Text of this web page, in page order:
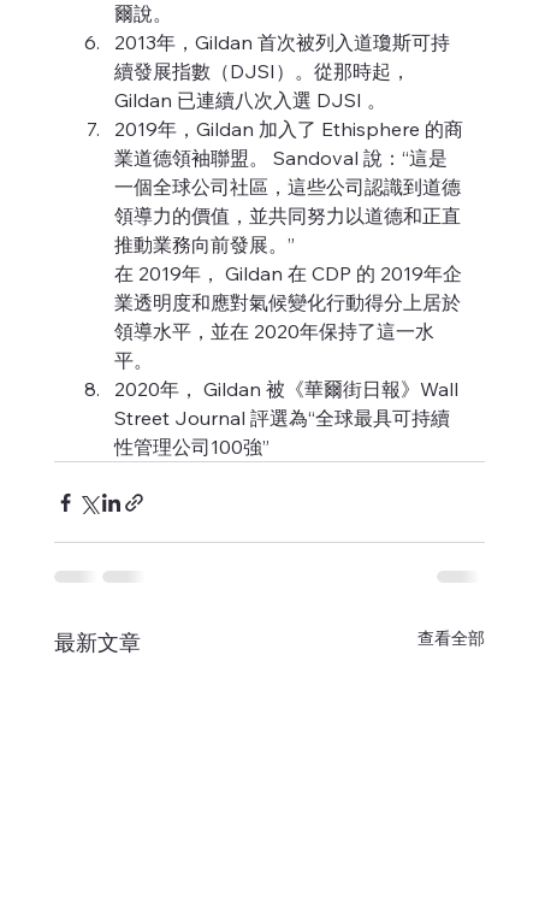
爾說。
2013年，Gildan 首次被列入道瓊斯可持
續發展指數（DJSI）。從那時起，
Gildan 已連續八次入選 DJSI 。
2019年，Gildan 加入了 Ethisphere 的商
業道德領袖聯盟。 Sandoval 說：“這是
一個全球公司社區，這些公司認識到道德
領導力的價值，並共同努力以道德和正直
推動業務向前發展。”
在 2019年， Gildan 在 CDP 的 2019年企
業透明度和應對氣候變化行動得分上居於
領導水平，並在 2020年保持了這一水
平。
2020年， Gildan 被《華爾街日報》Wall
Street Journal 評選為“全球最具可持續
性管理公司100強”
最新文章 查看全部